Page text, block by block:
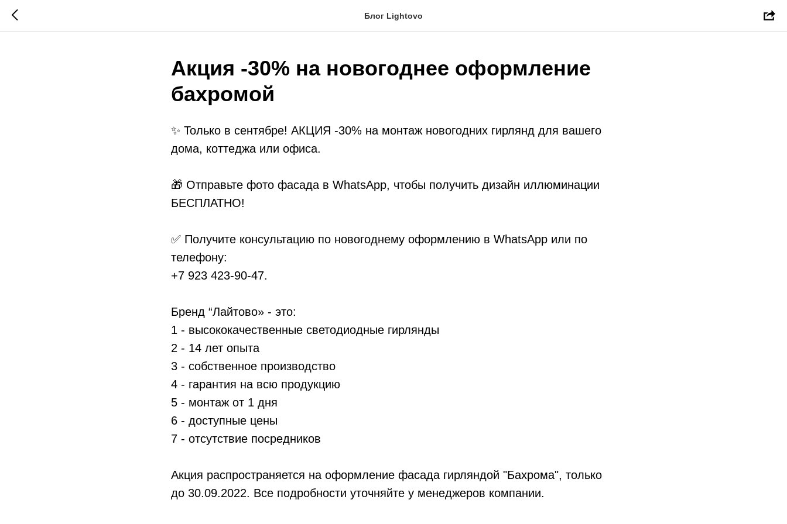
Блог Lightovo
Акция -30% на новогоднее оформление
бахромой
✨ Только в сентябре! АКЦИЯ -30% на монтаж новогодних гирлянд для вашего
дома, коттеджа или офиса.
🎁 Отправьте фото фасада в WhatsApp, чтобы получить дизайн иллюминации
БЕСПЛАТНО!
✅ Получите консультацию по новогоднему оформлению в WhatsApp или по
телефону:
+7 923 423-90-47.
Бренд “Лайтово» - это:
1 - высококачественные светодиодные гирлянды
2 - 14 лет опыта
3 - собственное производство
4 - гарантия на всю продукцию
5 - монтаж от 1 дня
6 - доступные цены
7 - отсутствие посредников
Акция распространяется на оформление фасада гирляндой "Бахрома", только
до 30.09.2022. Все подробности уточняйте у менеджеров компании.